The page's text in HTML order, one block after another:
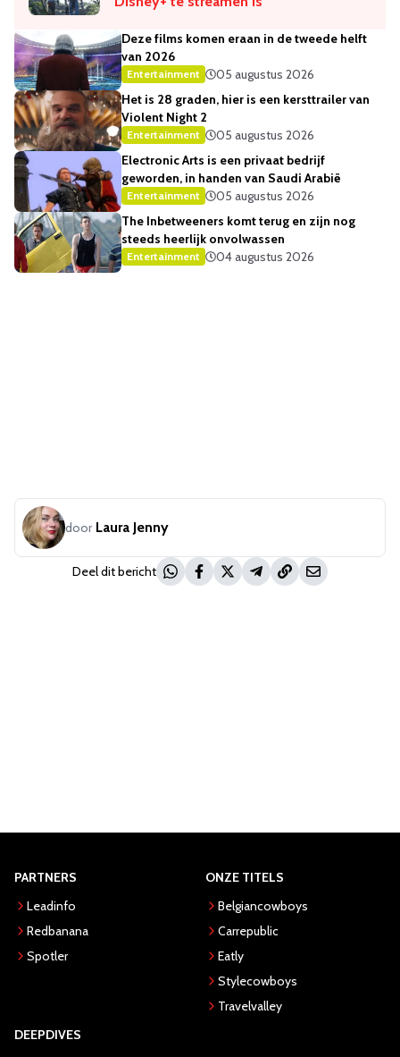
Deze films komen eraan in de tweede helft
van 2026
Entertainment
05 augustus 2026
Het is 28 graden, hier is een kersttrailer van
Violent Night 2
Entertainment
05 augustus 2026
Electronic Arts is een privaat bedrijf
geworden, in handen van Saudi Arabië
Entertainment
05 augustus 2026
The Inbetweeners komt terug en zijn nog
steeds heerlijk onvolwassen
Entertainment 04 augustus 2026
door Laura Jenny
Deel dit bericht
PARTNERS
Leadinfo
Redbanana
Spotler
ONZE TITELS
Belgiancowboys
Carrepublic
Eatly
Stylecowboys
Travelvalley
DEEPDIVES